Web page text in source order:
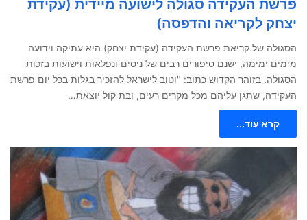
פרשת העקידה סגולה לישועה מיידית (עקידת
יצחק לקריאה והדפסה)
הסגולה של קריאת פרשת העקידה (עקידת יצחק) היא עתיקה וידועה
מימים ימימה, ישנם סיפורים רבים של ניסים ונפלאות וישועות בזכות
הסגולה. בזוהר הקדוש כתוב: "וטוב לישראל להזכיר בגלות בכל יום פרשת
העקידה, שתגן עליהם מכל מקרים רעים, ובת קול יוצאת…
קרא עוד...